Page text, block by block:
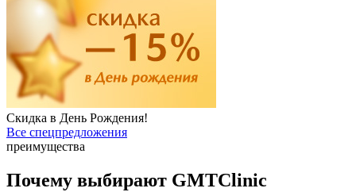
Скидка в День Рождения!
Все спецпредложения
преимущества
Почему выбирают GMTClinic